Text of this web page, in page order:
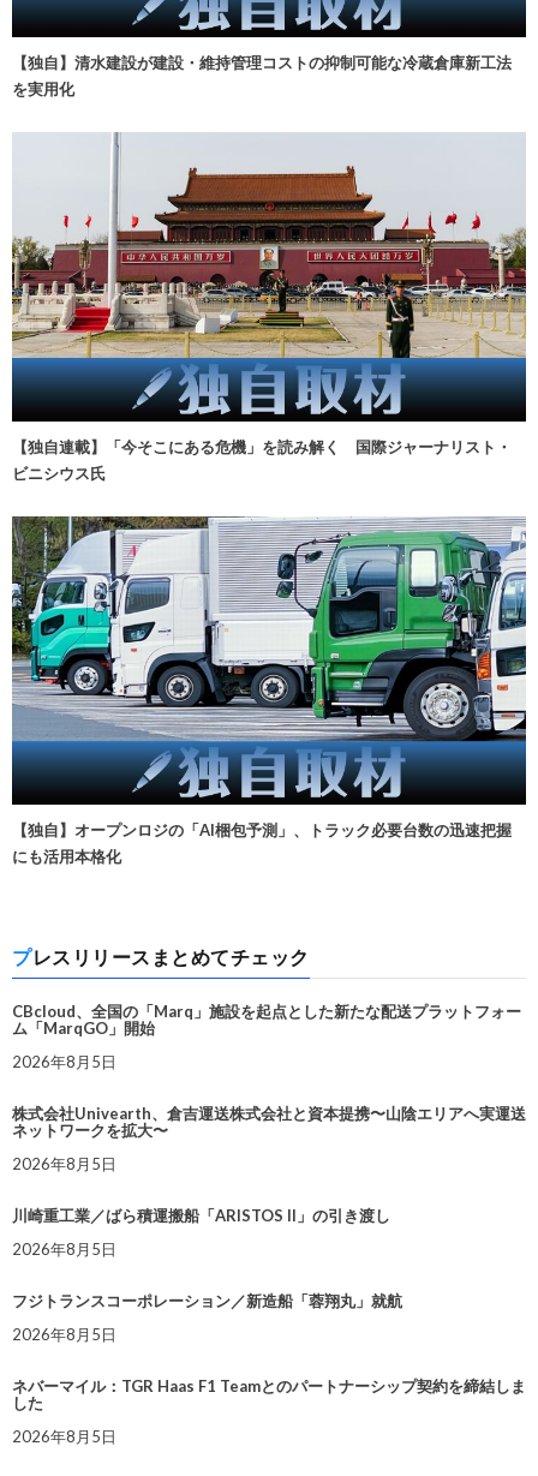
【独自】清水建設が建設・維持管理コストの抑制可能な冷蔵倉庫新工法
を実用化
【独自連載】「今そこにある危機」を読み解く 国際ジャーナリスト・
ビニシウス氏
【独自】オープンロジの「AI梱包予測」、トラック必要台数の迅速把握
にも活用本格化
プレスリリースまとめてチェック
CBcloud、全国の「Marq」施設を起点とした新たな配送プラットフォー
ム「MarqGO」開始
2026年8月5日
株式会社Univearth、倉吉運送株式会社と資本提携〜山陰エリアへ実運送
ネットワークを拡大〜
2026年8月5日
川崎重工業／ばら積運搬船「ARISTOS II」の引き渡し
2026年8月5日
フジトランスコーポレーション／新造船「蓉翔丸」就航
2026年8月5日
ネバーマイル：TGR Haas F1 Teamとのパートナーシップ契約を締結しま
した
2026年8月5日